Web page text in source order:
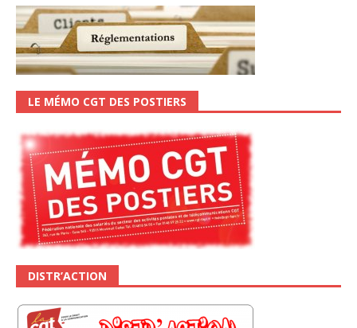
LE MÉMO CGT DES POSTIERS
DISTR’ACTION